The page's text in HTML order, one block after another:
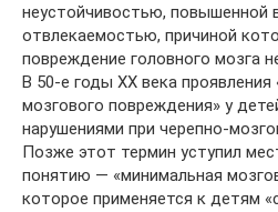
неустойчивостью, повышенной
отвлекаемостью, причиной
повреждение головного мозга
В 50-е годы ХХ века проявления
мозгового повреждения» у
нарушениями при черепно-
Позже этот термин уступил
понятию — «минимальная
которое применяется к детям